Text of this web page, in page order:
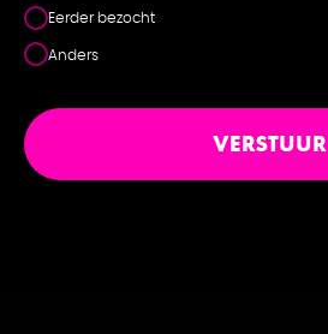
Eerder bezocht
Anders
VERSTUUR